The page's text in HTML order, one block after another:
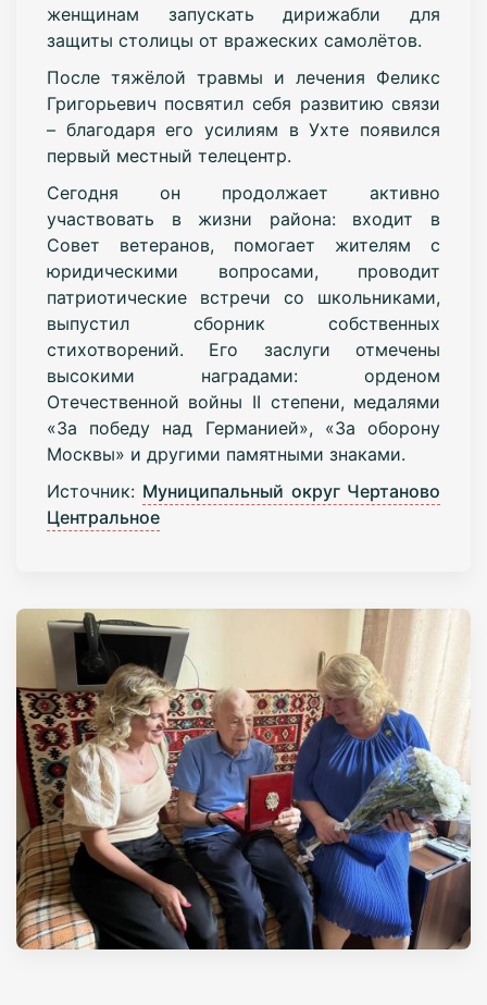
женщинам запускать дирижабли для
защиты столицы от вражеских самолётов.
После тяжёлой травмы и лечения Феликс
Григорьевич посвятил себя развитию связи
– благодаря его усилиям в Ухте появился
первый местный телецентр.
Сегодня он продолжает активно
участвовать в жизни района: входит в
Совет ветеранов, помогает жителям с
юридическими вопросами, проводит
патриотические встречи со школьниками,
выпустил сборник собственных
стихотворений. Его заслуги отмечены
высокими наградами: орденом
Отечественной войны II степени, медалями
«За победу над Германией», «За оборону
Москвы» и другими памятными знаками.
Источник: Муниципальный округ Чертаново
Центральное